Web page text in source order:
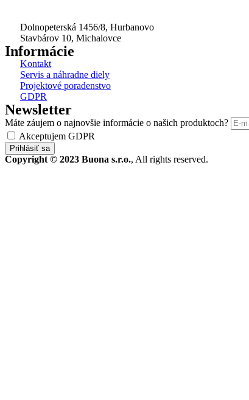
Dolnopeterská 1456/8, Hurbanovo
Stavbárov 10, Michalovce
Informácie
Kontakt
Servis a náhradne diely
Projektové poradenstvo
GDPR
Newsletter
Máte záujem o najnovšie informácie o našich produktoch?
Akceptujem GDPR
Prihlásiť sa
Copyright © 2023 Buona s.r.o., All rights reserved.